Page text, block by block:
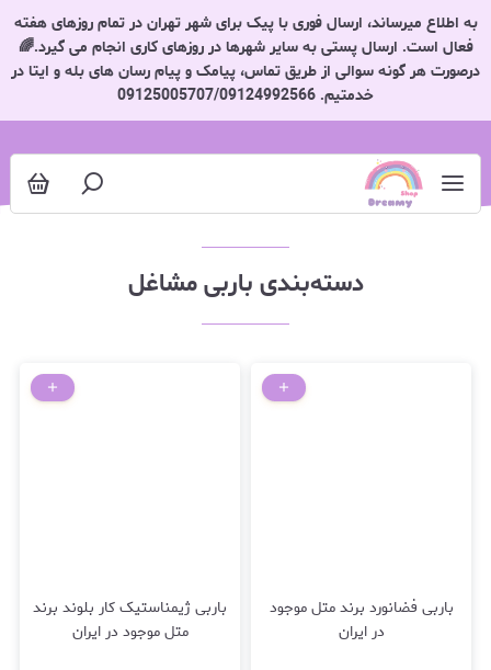
به اطلاع میرساند، ارسال فوری با پیک برای شهر تهران در تمام روزهای هفته
فعال است. ارسال پستی به سایر شهرها در روزهای کاری انجام می گیرد.🌈
درصورت هر گونه سوالی از طریق تماس، پیامک و پیام رسان های بله و ایتا در
خدمتیم. 09125005707/09124992566
دسته‌بندی باربی مشاغل
باربی فضانورد برند متل موجود
در ایران
باربی ژیمناستیک کار بلوند برند
متل موجود در ایران